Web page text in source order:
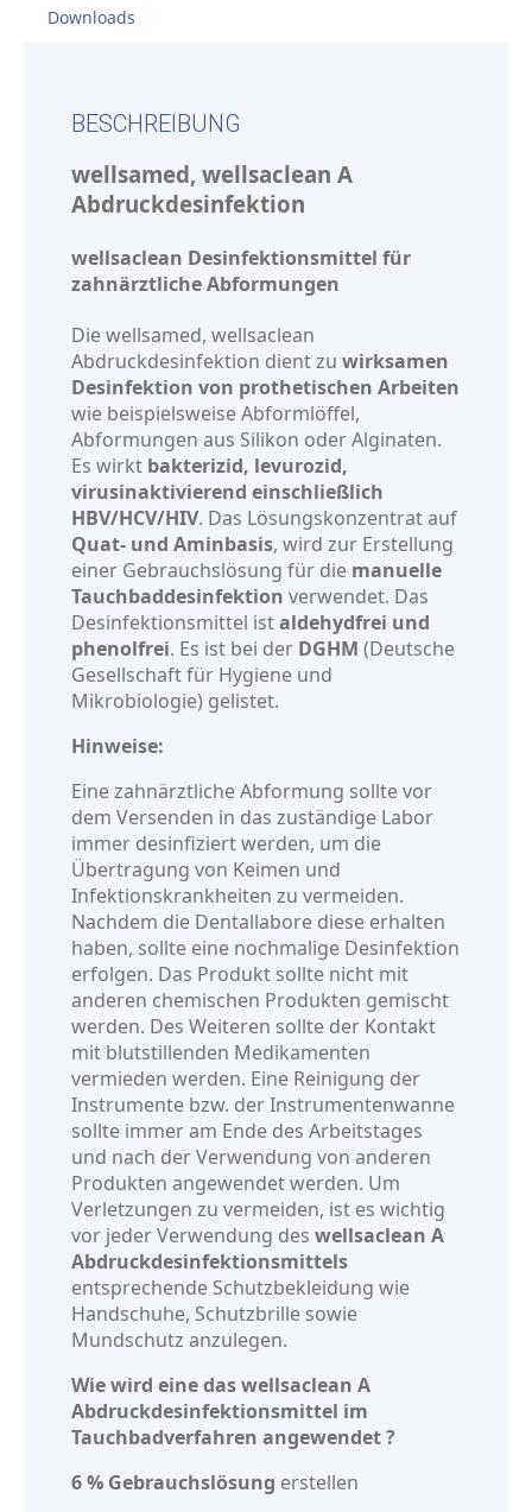
Downloads
BESCHREIBUNG
wellsamed, wellsaclean A
Abdruckdesinfektion
wellsaclean Desinfektionsmittel für
zahnärztliche Abformungen
Die wellsamed, wellsaclean
Abdruckdesinfektion dient zu wirksamen
Desinfektion von prothetischen Arbeiten
wie beispielsweise Abformlöffel,
Abformungen aus Silikon oder Alginaten.
Es wirkt bakterizid, levurozid,
virusinaktivierend einschließlich
HBV/HCV/HIV. Das Lösungskonzentrat auf
Quat- und Aminbasis, wird zur Erstellung
einer Gebrauchslösung für die manuelle
Tauchbaddesinfektion verwendet. Das
Desinfektionsmittel istaldehydfrei und
phenolfrei. Es ist bei der DGHM (Deutsche
Gesellschaft für Hygiene und
Mikrobiologie) gelistet.
Hinweise:
Eine zahnärztliche Abformung sollte vor
dem Versenden in das zuständige Labor
immer desinfiziert werden, um die
Übertragung von Keimen und
Infektionskrankheiten zu vermeiden.
Nachdem die Dentallabore diese erhalten
haben, sollte eine nochmalige Desinfektion
erfolgen. Das Produkt sollte nicht mit
anderen chemischen Produkten gemischt
werden. Des Weiteren sollte der Kontakt
mit blutstillenden Medikamenten
vermieden werden. Eine Reinigung der
Instrumente bzw. der Instrumentenwanne
sollte immer am Ende des Arbeitstages
und nach der Verwendung von anderen
Produkten angewendet werden. Um
Verletzungen zu vermeiden, ist es wichtig
vor jeder Verwendung des wellsaclean A
Abdruckdesinfektionsmittels
entsprechende Schutzbekleidung wie
Handschuhe, Schutzbrille sowie
Mundschutz anzulegen.
Wie wird eine das wellsaclean A
Abdruckdesinfektionsmittel im
Tauchbadverfahren angewendet ?
6 % Gebrauchslösung erstellen